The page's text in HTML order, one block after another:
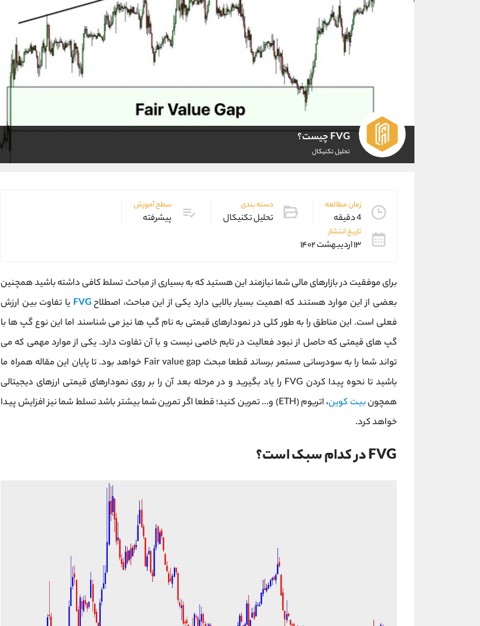
FVG چیست؟
تحلیل تکنیکال
زمان مطالعه
4 دقیقه
دسته بندی
تحلیل تکنیکال
سطح آموزش
پیشرفته
تاریخ انتشار
۱۳ اردیبهشت ۱۴۰۲
برای موفقیت در بازارهای مالی شما نیازمند این هستید که به بسیاری از مباحث تسلط کافی داشته باشید همچنین
بعضی از این موارد هستند که اهمیت بسیار بالایی دارد یکی از این مباحث، اصطلاحFVG یا تفاوت بین ارزش
فعلی است. این مناطق را به طور کلی در نمودارهای قیمتی به نام گپ ها نیز می شناسند اما این نوع گپ ها با
گپ های قیمتی که حاصل از نبود فعالیت در تایم خاصی نیست و با آن تفاوت دارد. یکی از موارد مهمی که می
تواند شما را به سودرسانی مستمر برساند قطعا مبحث Fair value gap خواهد بود. تا پایان این مقاله همراه ما
باشید تا نحوه پیدا کردن FVG را یاد بگیرید و در مرحله بعد آن را بر روی نمودارهای قیمتی ارزهای دیجیتالی
همچونبیت کوین
، اتریوم (ETH) و... تمرین کنید؛ قطعا اگر تمرین شما بیشتر باشد تسلط شما نیز افزایش پیدا
خواهد کرد.
FVG در کدام سبک است؟